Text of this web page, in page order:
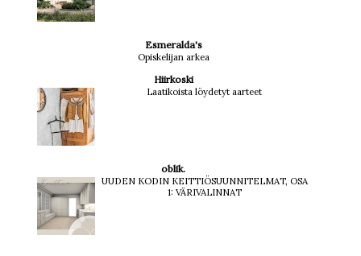
Esmeralda's
Opiskelijan arkea
Hiirkoski
Laatikoista löydetyt aarteet
oblik.
UUDEN KODIN KEITTIÖSUUNNITELMAT, OSA
1: VÄRIVALINNAT